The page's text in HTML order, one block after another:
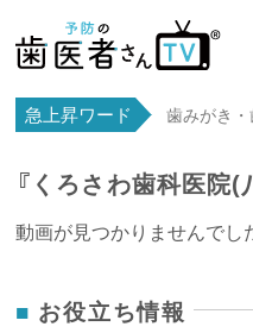
急上昇ワード 歯みがき
『くろさわ歯科医院
動画が見つかりませんでし
お役立ち情報